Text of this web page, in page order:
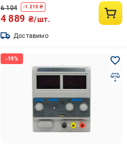
6 104 -1 215 ₴
4 889 ₴/шт.
Доставимо